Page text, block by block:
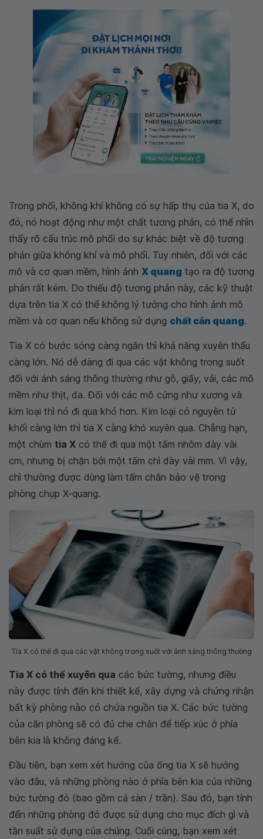
Trong phổi, không khí không có sự hấp thụ của tia X, do
đó, nó hoạt động như một chất tương phản, có thể nhìn
thấy rõ cấu trúc mô phổi do sự khác biệt về độ tương
phản giữa không khí và mô phổi. Tuy nhiên, đối với các
mô và cơ quan mềm, hình ảnh X quang tạo ra độ tương
phản rất kém. Do thiếu độ tương phản này, các kỹ thuật
dựa trên tia X có thể không lý tưởng cho hình ảnh mô
mềm và cơ quan nếu không sử dụng chất cản quang.
Tia X có bước sóng càng ngắn thì khả năng xuyên thấu
càng lớn. Nó dễ dàng đi qua các vật không trong suốt
đối với ánh sáng thông thường như gỗ, giấy, vải, các mô
mềm như thịt, da. Đối với các mô cứng như xương và
kim loại thì nó đi qua khó hơn. Kim loại có nguyên tử
khối càng lớn thì tia X càng khó xuyên qua. Chẳng hạn,
một chùm tia X có thể đi qua một tấm nhôm dày vài
cm, nhưng bị chặn bởi một tấm chì dày vài mm. Vì vậy,
chì thường được dùng làm tấm chắn bảo vệ trong
phòng chụp X-quang.
Tia X có thể đi qua các vật không trong suốt với ánh sáng thông thường
Tia X có thể xuyên qua các bức tường, nhưng điều
này được tính đến khi thiết kế, xây dựng và chứng nhận
bất kỳ phòng nào có chứa nguồn tia X. Các bức tường
của căn phòng sẽ có đủ che chắn để tiếp xúc ở phía
bên kia là không đáng kể.
Đầu tiên, bạn xem xét hướng của ống tia X sẽ hướng
vào đâu, và những phòng nào ở phía bên kia của những
bức tường đó (bao gồm cả sàn / trần). Sau đó, bạn tính
đến những phòng đó được sử dụng cho mục đích gì và
tần suất sử dụng của chúng. Cuối cùng, bạn xem xét